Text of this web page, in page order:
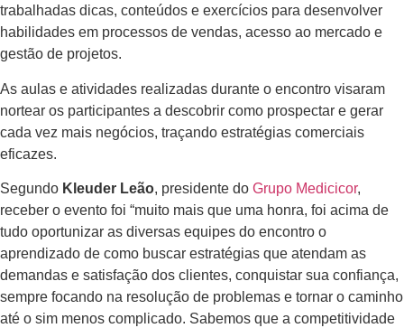
trabalhadas dicas, conteúdos e exercícios para desenvolver
habilidades em processos de vendas, acesso ao mercado e
gestão de projetos.
As aulas e atividades realizadas durante o encontro visaram
nortear os participantes a descobrir como prospectar e gerar
cada vez mais negócios, traçando estratégias comerciais
eficazes.
Segundo Kleuder Leão, presidente do Grupo Medicicor,
receber o evento foi “muito mais que uma honra, foi acima de
tudo oportunizar as diversas equipes do encontro o
aprendizado de como buscar estratégias que atendam as
demandas e satisfação dos clientes, conquistar sua confiança,
sempre focando na resolução de problemas e tornar o caminho
até o sim menos complicado. Sabemos que a competitividade